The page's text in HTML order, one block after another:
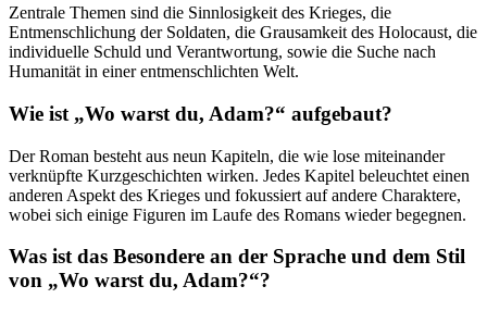
Zentrale Themen sind die Sinnlosigkeit des Krieges, die
Entmenschlichung der Soldaten, die Grausamkeit des Holocaust, die
individuelle Schuld und Verantwortung, sowie die Suche nach
Humanität in einer entmenschlichten Welt.
Wie ist „Wo warst du, Adam?“ aufgebaut?
Der Roman besteht aus neun Kapiteln, die wie lose miteinander
verknüpfte Kurzgeschichten wirken. Jedes Kapitel beleuchtet einen
anderen Aspekt des Krieges und fokussiert auf andere Charaktere,
wobei sich einige Figuren im Laufe des Romans wieder begegnen.
Was ist das Besondere an der Sprache und dem Stil
von „Wo warst du, Adam?“?